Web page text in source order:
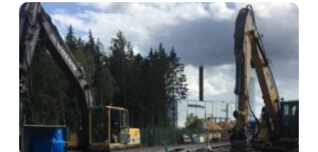
marginale...